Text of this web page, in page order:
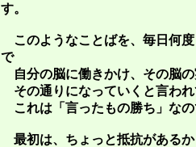
す。
このようなことばを、毎日何
で
自分の脳に働きかけ、その脳
その通りになっていくと言わ
これは「言ったもの勝ち」な
最初は、ちょっと抵抗がある